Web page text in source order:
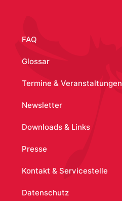
FAQ
Glossar
Termine & Veranstaltungen
Newsletter
Downloads & Links
Presse
Kontakt & Servicestelle
Datenschutz